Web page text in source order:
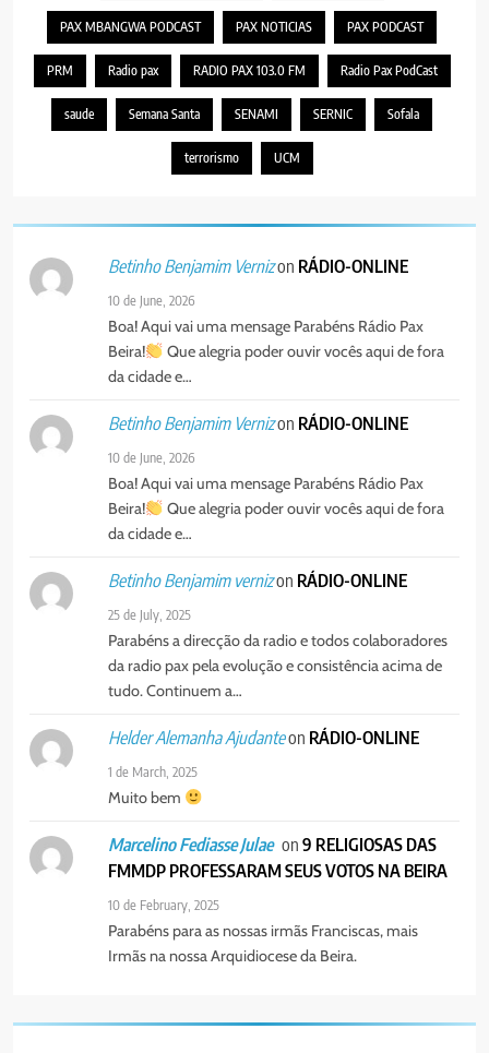
PAX MBANGWA PODCAST PAX NOTICIAS PAX PODCAST
PRM Radio pax RADIO PAX 103.0 FM Radio Pax PodCast
saude Semana Santa SENAMI SERNIC Sofala
terrorismo UCM
Betinho Benjamim Vernizon RÁDIO-ONLINE
10 de June, 2026
Boa! Aqui vai uma mensage Parabéns Rádio Pax
Beira!
Que alegria poder ouvir vocês aqui de fora
da cidade e…
Betinho Benjamim Vernizon RÁDIO-ONLINE
10 de June, 2026
Boa! Aqui vai uma mensage Parabéns Rádio Pax
Beira!
Que alegria poder ouvir vocês aqui de fora
da cidade e…
Betinho Benjamim vernizon RÁDIO-ONLINE
25 de July, 2025
Parabéns a direcção da radio e todos colaboradores
da radio pax pela evolução e consistência acima de
tudo. Continuem a…
Helder Alemanha Ajudanteon RÁDIO-ONLINE
1 de March, 2025
Muito bem
Marcelino Fediasse Julae on9 RELIGIOSAS DAS
FMMDP PROFESSARAM SEUS VOTOS NA BEIRA
10 de February, 2025
Parabéns para as nossas irmãs Franciscas, mais
Irmãs na nossa Arquidiocese da Beira.